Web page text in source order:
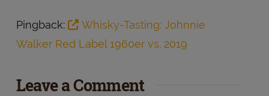
Pingback:
Whisky-Tasting: Johnnie
Walker Red Label 1960er vs. 2019
Leave a Comment